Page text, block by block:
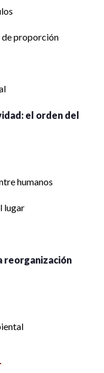
proporción
el orden del
humanos
lugar
reorganización